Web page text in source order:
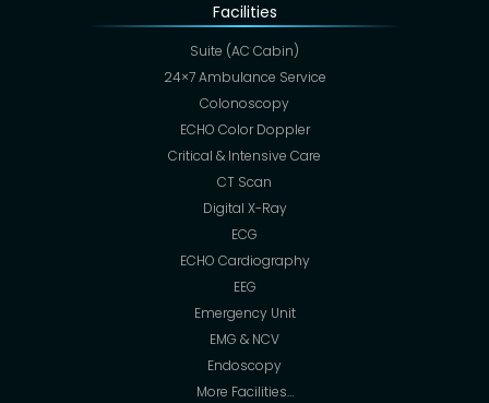
Facilities
Suite (AC Cabin)
24×7 Ambulance Service
Colonoscopy
ECHO Color Doppler
Critical & Intensive Care
CT Scan
Digital X-Ray
ECG
ECHO Cardiography
EEG
Emergency Unit
EMG & NCV
Endoscopy
More Facilities…